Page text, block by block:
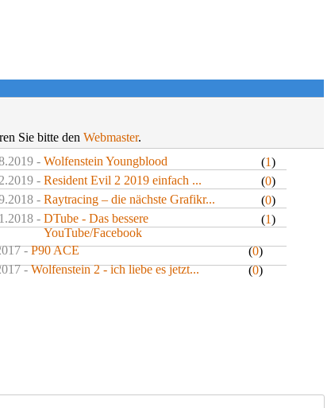
Sie bitte den Webmaster.
- Wolfenstein Youngblood (1)
- Resident Evil 2 2019 einfach ... (0)
- Raytracing – die nächste Grafikr... (0)
- DTube - Das bessere
YouTube/Facebook
(1)
- P90 ACE (0)
- Wolfenstein 2 - ich liebe es jetzt... (0)